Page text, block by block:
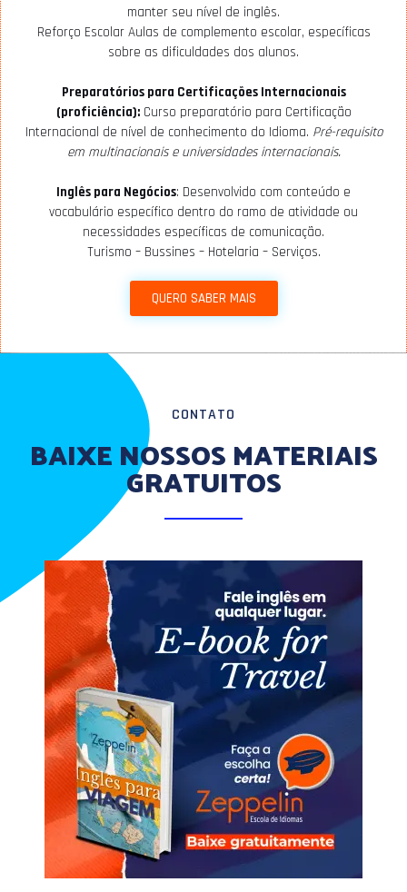
manter seu nível de inglês.
Reforço Escolar Aulas de complemento escolar, específicas
sobre as dificuldades dos alunos.
Preparatórios para Certificações Internacionais
(proficiência):Curso preparatório para Certificação
Internacional de nível de conhecimento do Idioma. Pré-requisito
em multinacionais e universidades internacionais.
Inglês para Negócios: Desenvolvido com conteúdo e
vocabulário específico dentro do ramo de atividade ou
necessidades específicas de comunicação.
Turismo – Bussines – Hotelaria – Serviços.
QUERO SABER MAIS
CONTATO
BAIXE NOSSOS MATERIAIS
GRATUITOS